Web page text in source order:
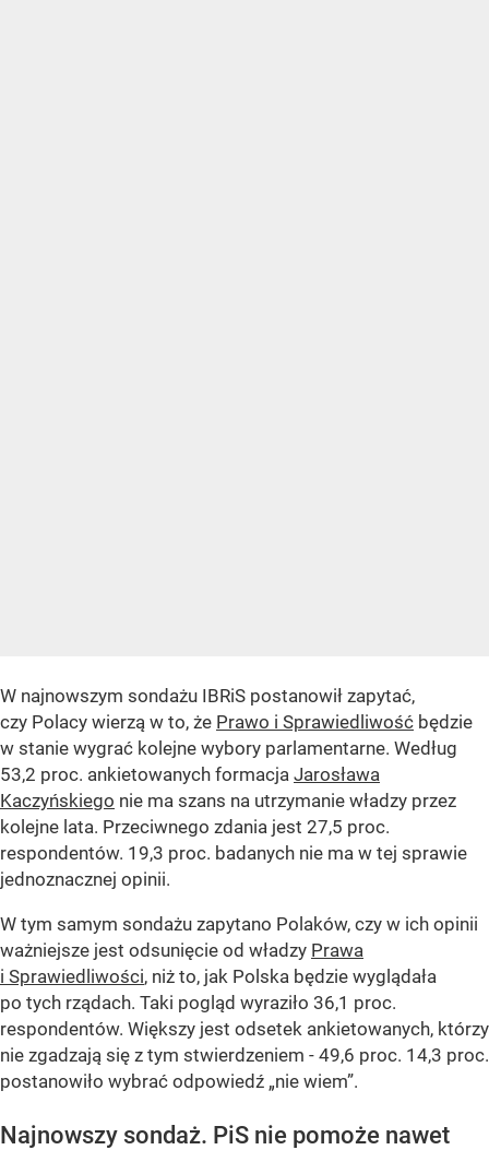
W najnowszym sondażu IBRiS postanowił zapytać,
czy Polacy wierzą w to, że Prawo i Sprawiedliwość będzie
w stanie wygrać kolejne wybory parlamentarne. Według
53,2 proc. ankietowanych formacja Jarosława
Kaczyńskiego nie ma szans na utrzymanie władzy przez
kolejne lata. Przeciwnego zdania jest 27,5 proc.
respondentów. 19,3 proc. badanych nie ma w tej sprawie
jednoznacznej opinii.
W tym samym sondażu zapytano Polaków, czy w ich opinii
ważniejsze jest odsunięcie od władzy Prawa
i Sprawiedliwości, niż to, jak Polska będzie wyglądała
po tych rządach. Taki pogląd wyraziło 36,1 proc.
respondentów. Większy jest odsetek ankietowanych, którzy
nie zgadzają się z tym stwierdzeniem - 49,6 proc. 14,3 proc.
postanowiło wybrać odpowiedź „nie wiem”.
Najnowszy sondaż. PiS nie pomoże nawet